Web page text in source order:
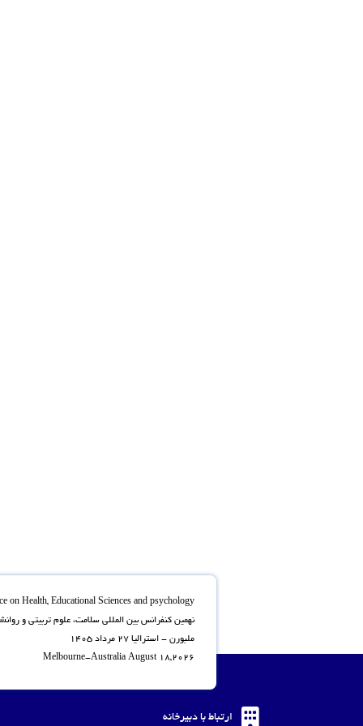
on Health, Educational Sciences and psychology
نهمین کنفرانس بین المللی سلامت، علوم تربیتی و
ملبورن - استرالیا 27 مرداد 1405
Melbourne-Australia August 18,2026
ارتباط با دبیرخانه